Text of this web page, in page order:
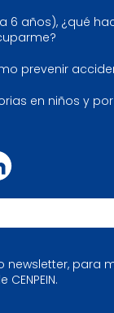
6 años), ¿qué
prevenir
en niños y
newsletter, para